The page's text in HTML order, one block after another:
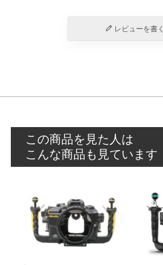
レビューを書く
この商品を見た人は
こんな商品も見ています